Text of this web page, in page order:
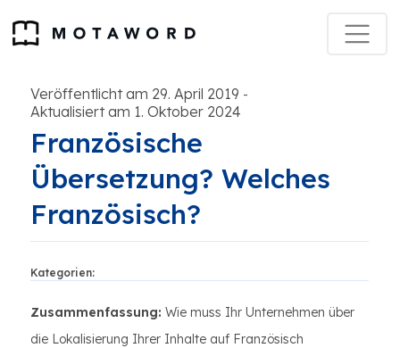
Veröffentlicht am 29. April 2019 -
Aktualisiert am 1. Oktober 2024
Französische
Übersetzung? Welches
Französisch?
Kategorien:
Zusammenfassung: Wie muss Ihr Unternehmen über
die Lokalisierung Ihrer Inhalte auf Französisch